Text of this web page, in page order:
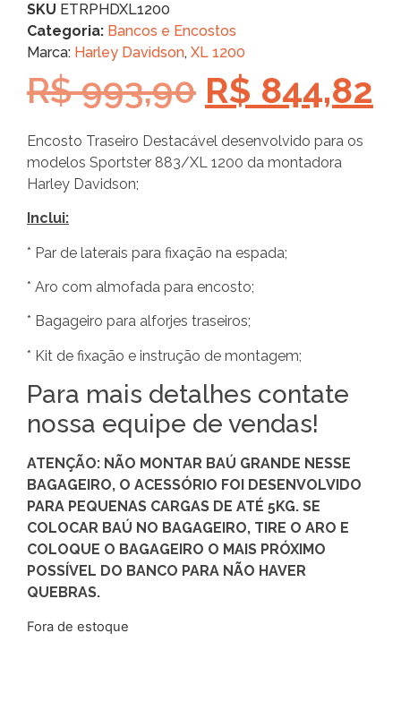
SKU ETRPHDXL1200
Categoria: Bancos e Encostos
Marca: Harley Davidson, XL 1200
R$993,90 R$ 844,82
Encosto Traseiro Destacável desenvolvido para os
modelos Sportster 883/XL 1200 da montadora
Harley Davidson;
Inclui:
* Par de laterais para fixação na espada;
* Aro com almofada para encosto;
* Bagageiro para alforjes traseiros;
* Kit de fixação e instrução de montagem;
Para mais detalhes contate
nossa equipe de vendas!
ATENÇÃO: NÃO MONTAR BAÚ GRANDE NESSE
BAGAGEIRO, O ACESSÓRIO FOI DESENVOLVIDO
PARA PEQUENAS CARGAS DE ATÉ 5KG. SE
COLOCAR BAÚ NO BAGAGEIRO, TIRE O ARO E
COLOQUE O BAGAGEIRO O MAIS PRÓXIMO
POSSÍVEL DO BANCO PARA NÃO HAVER
QUEBRAS.
Fora de estoque